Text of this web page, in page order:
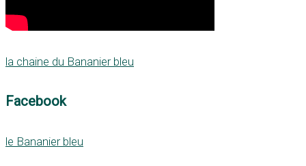
la chaine du Bananier bleu
Facebook
le Bananier bleu